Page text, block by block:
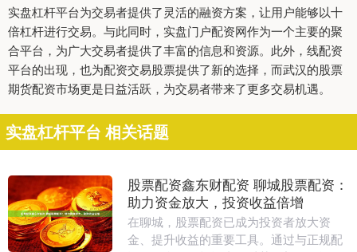
实盘杠杆平台为交易者提供了灵活的融资方案，让用户能够以十
倍杠杆进行交易。与此同时，实盘门户配资网作为一个主要的聚
合平台，为广大交易者提供了丰富的信息和资源。此外，线配资
平台的出现，也为配资交易股票提供了新的选择，而武汉的股票
期货配资市场更是日益活跃，为交易者带来了更多交易机遇。
实盘杠杆平台 相关话题
股票配资鑫东财配资 聊城股票配资：
助力资金放大，投资收益倍增
在聊城，股票配资已成为投资者放大资
金、提升收益的重要工具。通过与正规配